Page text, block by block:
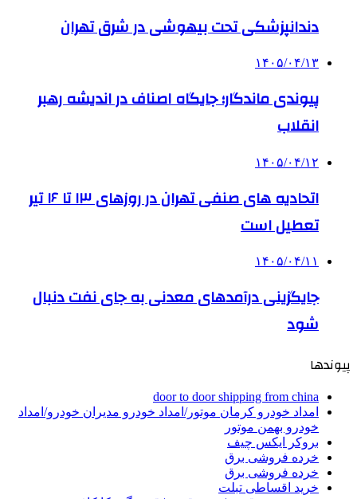
دندانپزشکی تحت بیهوشی در شرق تهران
۱۴۰۵/۰۴/۱۳
پیوندی ماندگار؛ جایگاه اصناف در اندیشه رهبر
انقلاب
۱۴۰۵/۰۴/۱۲
اتحادیه های صنفی تهران در روزهای ۱۳ تا ۱۶ تیر
تعطیل است
۱۴۰۵/۰۴/۱۱
جایگزینی درآمدهای معدنی به جای نفت دنبال
شود
پیوندها
door to door shipping from china
امداد خودرو کرمان موتور/امداد خودرو مدیران خودرو/امداد
خودرو بهمن موتور
بروکر ایکس چیف
خرده فروشی برق
خرده فروشی برق
خرید اقساطی تبلت